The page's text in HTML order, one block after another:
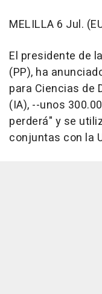
MELILLA 6 Jul.
El presidente de
(PP), ha
para Ciencias de
(IA), --unos
perderá" y se
conjuntas con la